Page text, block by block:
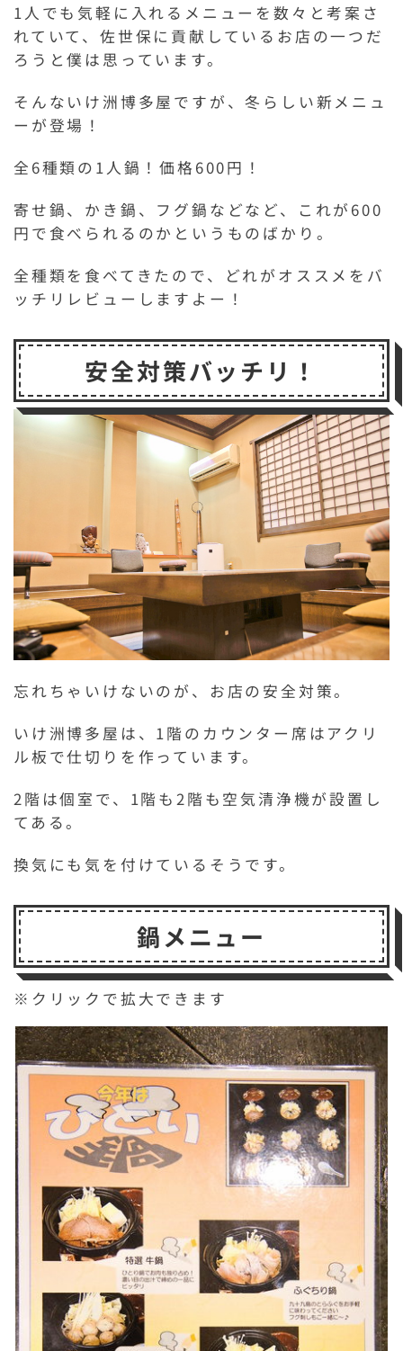
1人でも気軽に入れるメニューを数々と考案さ
れていて、佐世保に貢献しているお店の一つだ
ろうと僕は思っています。
そんないけ洲博多屋ですが、冬らしい新メニュ
ーが登場！
全6種類の1人鍋！価格600円！
寄せ鍋、かき鍋、フグ鍋などなど、これが600
円で食べられるのかというものばかり。
全種類を食べてきたので、どれがオススメをバ
ッチリレビューしますよー！
安全対策バッチリ！
忘れちゃいけないのが、お店の安全対策。
いけ洲博多屋は、1階のカウンター席はアクリ
ル板で仕切りを作っています。
2階は個室で、1階も2階も空気清浄機が設置し
てある。
換気にも気を付けているそうです。
鍋メニュー
※クリックで拡大できます